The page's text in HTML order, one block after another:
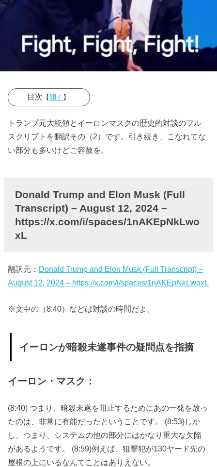
目次 【開く 】
› Donald
Trump and
Elon Musk
August 12,
2024 –
https://x.com/i
» イーロ
ンが暗
事件の
» もう一
跡は誰
ず混乱
が起き
トランプ元大統領とイーロンマスクの歴史的対談のフル
スクリプトを翻訳その（2）です。引き続き、こなれてな
い部分も多いけどご容赦を。
Donald Trump and Elon Musk (Full
Transcript) – August 12, 2024 –
https://x.com/i/spaces/1nAKEpNkLwo
xL
翻訳元： Donald Trump and Elon Musk (Full Transcript) –
August 12, 2024 – https://x.com/i/spaces/1nAKEpNkLwoxL
※文中の（8:40）などは対談の時間だよ。
イーロンが暗殺未遂事件の疑問点を指摘
イーロン・マスク：
(8:40) つまり、暗殺未遂を阻止するためにあの一発を放っ
たのは、非常に有能だったということです。 (8:53)しか
し、つまり、システムの他の部分にはかなり重大な欠陥
があるようです。 (8:59)例えば、狙撃犯が130ヤード先の
屋根の上にいるなんてことはありえない。